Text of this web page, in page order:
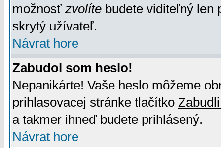
možnosť zvolíte budete viditeľný len
skrytý užívateľ.
Návrat hore
Zabudol som heslo!
Nepanikárte! Vaše heslo môžeme
prihlasovacej stránke tlačítko
a takmer ihneď budete prihlásený.
Návrat hore